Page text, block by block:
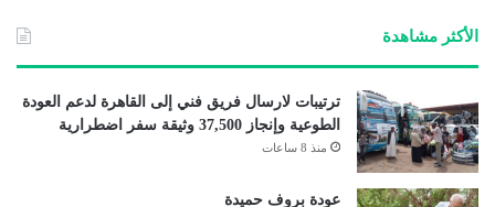
الأكثر مشاهدة
ترتيبات لارسال فريق فني إلى القاهرة لدعم العودة
الطوعية وإنجاز 37,500 وثيقة سفر اضطرارية
منذ 8 ساعات
عودة بروف حميدة